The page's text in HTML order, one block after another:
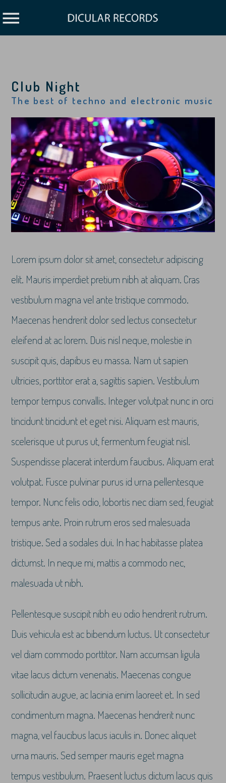
Club Night
The best of techno and electronic music
Lorem ipsum dolor sit amet, consectetur adipiscing
elit. Mauris imperdiet pretium nibh at aliquam. Cras
vestibulum magna vel ante tristique commodo.
Maecenas hendrerit dolor sed lectus consectetur
eleifend at ac lorem. Duis nisl neque, molestie in
suscipit quis, dapibus eu massa. Nam ut sapien
ultricies, porttitor erat a, sagittis sapien. Vestibulum
tempor tempus convallis. Integer volutpat nunc in orci
tincidunt tincidunt et eget nisi. Aliquam est mauris,
scelerisque ut purus ut, fermentum feugiat nisl.
Suspendisse placerat interdum faucibus. Aliquam erat
volutpat. Fusce pulvinar purus id urna pellentesque
tempor. Nunc felis odio, lobortis nec diam sed, feugiat
tempus ante. Proin rutrum eros sed malesuada
tristique. Sed a sodales dui. In hac habitasse platea
dictumst. In neque mi, mattis a commodo nec,
malesuada ut nibh.
Pellentesque suscipit nibh eu odio hendrerit rutrum.
Duis vehicula est ac bibendum luctus. Ut consectetur
vel diam commodo porttitor. Nam accumsan ligula
vitae lacus dictum venenatis. Maecenas congue
sollicitudin augue, ac lacinia enim laoreet et. In sed
condimentum magna. Maecenas hendrerit nunc
magna, vel faucibus lacus iaculis in. Donec aliquet
urna mauris. Sed semper mauris eget magna
tempus vestibulum. Praesent luctus dictum lacus quis